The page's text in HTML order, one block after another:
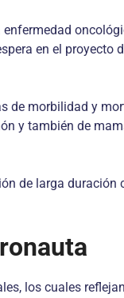
en el
morbilidad y
y también de
de larga
los cua­les